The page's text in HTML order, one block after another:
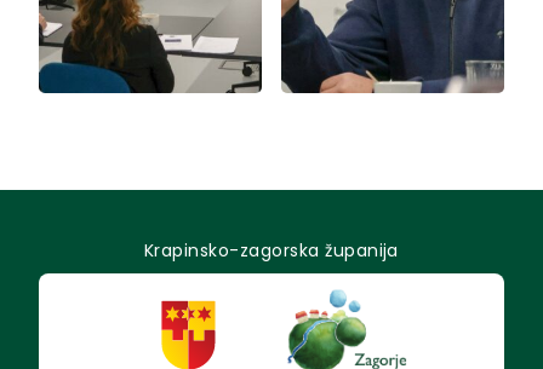
Krapinsko-zagorska županija